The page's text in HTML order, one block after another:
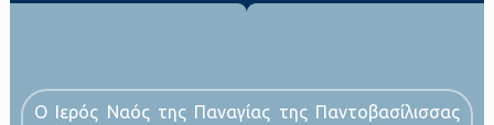
Ο Ιερός Ναός της Παναγίας της Παντοβασίλισσας